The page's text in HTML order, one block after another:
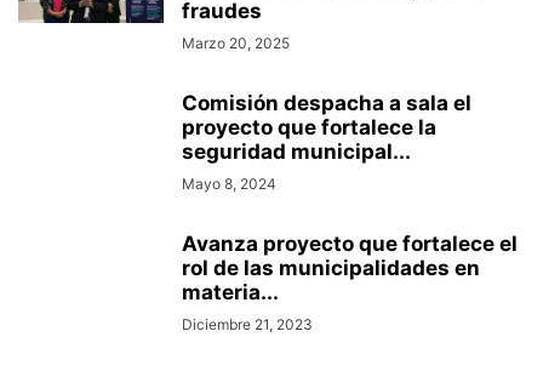
fraudes
Marzo 20, 2025
Comisión despacha a sala el
proyecto que fortalece la
seguridad municipal...
Mayo 8, 2024
Avanza proyecto que fortalece el
rol de las municipalidades en
materia...
Diciembre 21, 2023